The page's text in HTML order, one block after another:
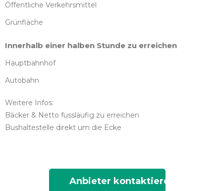
Öffentliche Verkehrsmittel
Grünfläche
Innerhalb einer halben Stunde zu erreichen
Hauptbahnhof
Autobahn
Weitere Infos:
Bäcker & Netto fussläufig zu erreichen
Bushaltestelle direkt um die Ecke
Anbieter kontaktieren